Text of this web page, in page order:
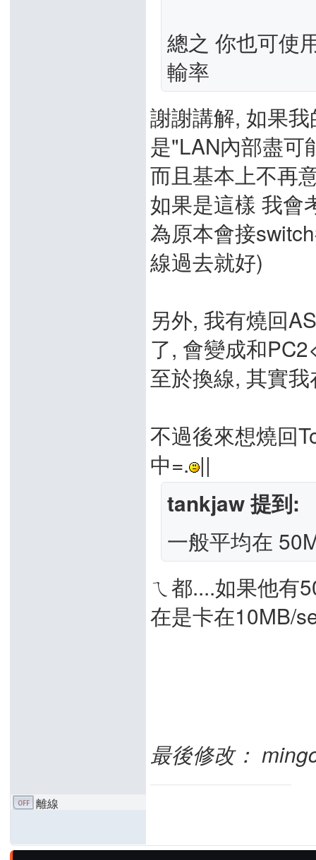
總之 你也可使
輸率
謝謝講解, 如果
是"LAN內部盡可
而且基本上不再
如果是這樣 我會
為原本會接
線過去就好)
另外, 我有燒回
了, 會變成和
至於換線, 其實
不過後來想燒回
中=. ||
tankjaw 提到:
一般平均在
ㄟ都....如果他有
在是卡在10MB/
最後修改：
離線